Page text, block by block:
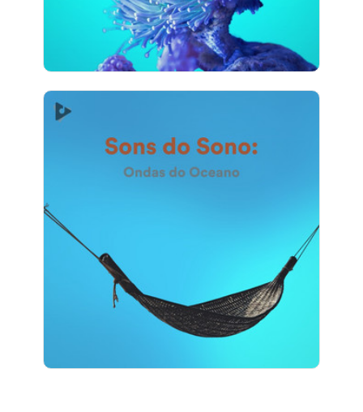
3 seguidores
Sons do Sono: Ondas do
Oceano
1 seguidores